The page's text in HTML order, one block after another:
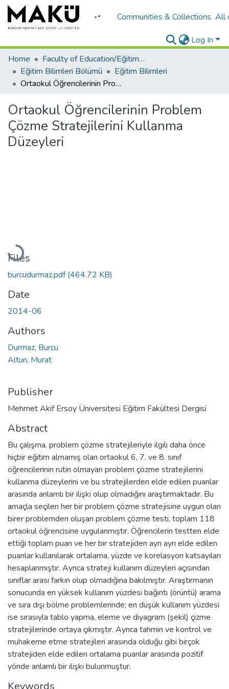
Communities & Collections All
Log In
Home
Faculty of Education/Eğitim Fakültesi
Eğitim Bilimleri Bölümü
Eğitim Bilimleri
Ortaokul Öğrencilerinin Problem Çözme Stratejilerini Kullanma Düzeyleri
Ortaokul Öğrencilerinin Problem
Çözme Stratejilerini Kullanma
Düzeyleri
Loading...
Files
burcudurmaz.pdf(464.72 KB)
Date
2014-06
Authors
Durmaz, Burcu
Altun, Murat
Publisher
Mehmet Akif Ersoy Üniversitesi Eğitim Fakültesi Dergisi
Abstract
Bu çalışma, problem çözme stratejileriyle ilgili daha önce
hiçbir eğitim almamış olan ortaokul 6, 7. ve 8. sınıf
öğrencilerinin rutin olmayan problem çözme stratejilerini
kullanma düzeylerini ve bu stratejilerden elde edilen puanlar
arasında anlamlı bir ilişki olup olmadığını araştırmaktadır. Bu
amaçla seçilen her bir problem çözme stratejisine uygun olan
birer problemden oluşan problem çözme testi, toplam 118
ortaokul öğrencisine uygulanmıştır. Öğrencilerin testten elde
ettiği toplam puan ve her bir stratejiden ayrı ayrı elde edilen
puanlar kullanılarak ortalama, yüzde ve korelasyon katsayıları
hesaplanmıştır. Ayrıca strateji kullanım düzeyleri açısından
sınıflar arası farkın olup olmadığına bakılmıştır. Araştırmanın
sonucunda en yüksek kullanım yüzdesi bağıntı (örüntü) arama
ve sıra dışı bölme problemlerinde; en düşük kullanım yüzdesi
ise sırasıyla tablo yapma, eleme ve diyagram (şekil) çizme
stratejilerinde ortaya çıkmıştır. Ayrıca tahmin ve kontrol ve
muhakeme etme stratejileri arasında olduğu gibi birçok
stratejiden elde edilen ortalama puanlar arasında pozitif
yönde anlamlı bir ilişki bulunmuştur.
Keywords